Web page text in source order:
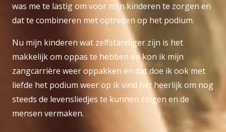
was me te lastig om voor mijn kinderen te zorgen en
dat te combineren met optreden op het podium.
Nu mijn kinderen wat zelfstandiger zijn is het
makkelijk om oppas te hebben en kon ik mijn
zangcarrière weer oppakken en dat doe ik ook met
liefde het podium weer op ik vind het heerlijk om nog
steeds de levensliedjes te kunnen zingen en de
mensen vermaken.